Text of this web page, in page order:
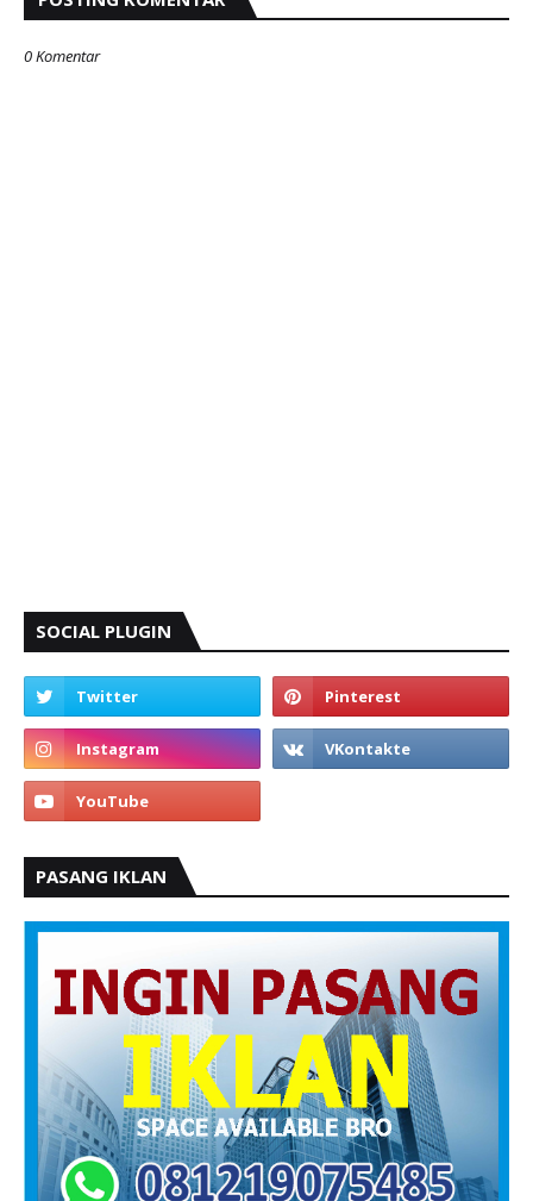
0 Komentar
SOCIAL PLUGIN
PASANG IKLAN